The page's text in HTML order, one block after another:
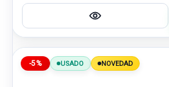
-5% USADO NOVEDAD